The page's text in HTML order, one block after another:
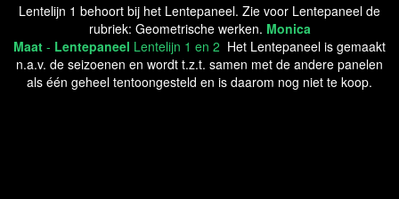
Lentelijn 1 behoort bij het Lentepaneel. Zie voor Lentepaneel de
rubriek: Geometrische werken. Monica
Maat - Lentepaneel Lentelijn 1 en 2 Het Lentepaneel is gemaakt
n.a.v. de seizoenen en wordt t.z.t. samen met de andere panelen
als één geheel tentoongesteld en is daarom nog niet te koop.